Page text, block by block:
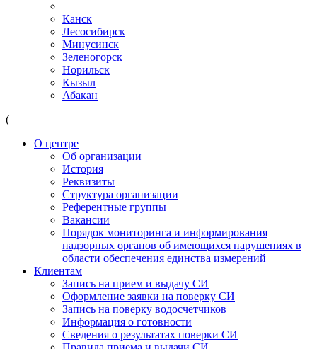
Канск
Лесосибирск
Минусинск
Зеленогорск
Норильск
Кызыл
Абакан
(
О центре
Об организации
История
Реквизиты
Структура организации
Референтные группы
Вакансии
Порядок мониторинга и информирования
надзорных органов об имеющихся нарушениях в
области обеспечения единства измерений
Клиентам
Запись на прием и выдачу СИ
Оформление заявки на поверку СИ
Запись на поверку водосчетчиков
Информация о готовности
Сведения о результатах поверки СИ